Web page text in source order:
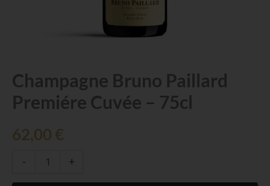
Champagne Bruno Paillard
Premiére Cuvée – 75cl
62,00 €
-
Quantidade
de
Champagne
Bruno
Premiére
+